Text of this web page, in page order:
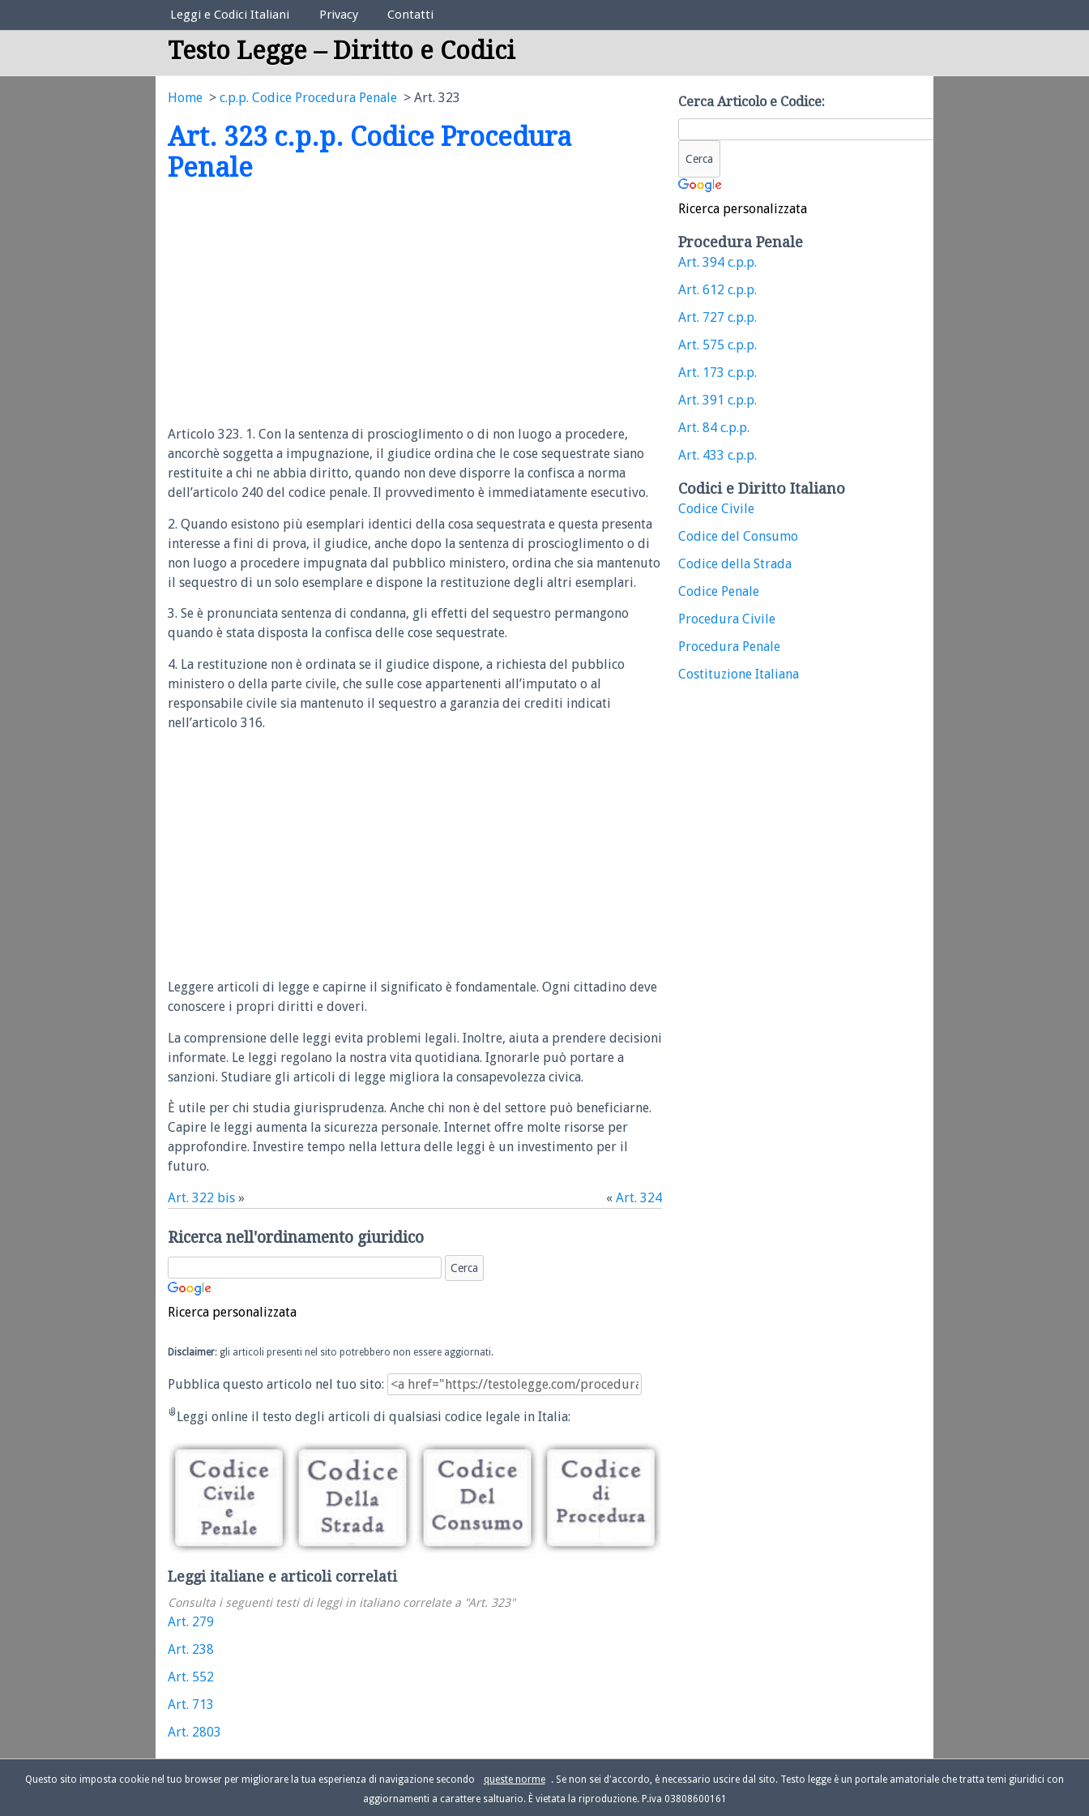
Elenco Codici Legali
Leggi e Codici Italiani Privacy Contatti
Testo Legge – Diritto e Codici
Home c.p.p. Codice Procedura Penale Art. 323
Art. 323 c.p.p. Codice Procedura
Penale
Articolo 323. 1. Con la sentenza di proscioglimento o di non luogo a procedere,
ancorchè soggetta a impugnazione, il giudice ordina che le cose sequestrate siano
restituite a chi ne abbia diritto, quando non deve disporre la confisca a norma
dell’articolo 240 del codice penale. Il provvedimento è immediatamente esecutivo.
2. Quando esistono più esemplari identici della cosa sequestrata e questa presenta
interesse a fini di prova, il giudice, anche dopo la sentenza di proscioglimento o di
non luogo a procedere impugnata dal pubblico ministero, ordina che sia mantenuto
il sequestro di un solo esemplare e dispone la restituzione degli altri esemplari.
3. Se è pronunciata sentenza di condanna, gli effetti del sequestro permangono
quando è stata disposta la confisca delle cose sequestrate.
4. La restituzione non è ordinata se il giudice dispone, a richiesta del pubblico
ministero o della parte civile, che sulle cose appartenenti all’imputato o al
responsabile civile sia mantenuto il sequestro a garanzia dei crediti indicati
nell’articolo 316.
Leggere articoli di legge e capirne il significato è fondamentale. Ogni cittadino deve
conoscere i propri diritti e doveri.
La comprensione delle leggi evita problemi legali. Inoltre, aiuta a prendere decisioni
informate. Le leggi regolano la nostra vita quotidiana. Ignorarle può portare a
sanzioni. Studiare gli articoli di legge migliora la consapevolezza civica.
È utile per chi studia giurisprudenza. Anche chi non è del settore può beneficiarne.
Capire le leggi aumenta la sicurezza personale. Internet offre molte risorse per
approfondire. Investire tempo nella lettura delle leggi è un investimento per il
futuro.
Art. 322 bis » « Art. 324
Ricerca nell'ordinamento giuridico
Ricerca personalizzata
Disclaimer: gli articoli presenti nel sito potrebbero non essere aggiornati.
Pubblica questo articolo nel tuo sito:
Leggi online il testo degli articoli di qualsiasi codice legale in Italia:
Leggi italiane e articoli correlati
Consulta i seguenti testi di leggi in italiano correlate a "Art. 323"
Art. 279
Art. 238
Art. 552
Art. 713
Art. 2803
Cerca Articolo e Codice:
Ricerca personalizzata
Procedura Penale
Art. 394 c.p.p.
Art. 612 c.p.p.
Art. 727 c.p.p.
Art. 575 c.p.p.
Art. 173 c.p.p.
Art. 391 c.p.p.
Art. 84 c.p.p.
Art. 433 c.p.p.
Codici e Diritto Italiano
Codice Civile
Codice del Consumo
Codice della Strada
Codice Penale
Procedura Civile
Procedura Penale
Costituzione Italiana
Questo sito imposta cookie nel tuo browser per migliorare la tua esperienza di navigazione secondo queste norme
. Se non sei d'accordo, è necessario uscire dal sito. Testo legge è un portale amatoriale che tratta temi giuridici con
aggiornamenti a carattere saltuario. È vietata la riproduzione. P.iva 03808600161